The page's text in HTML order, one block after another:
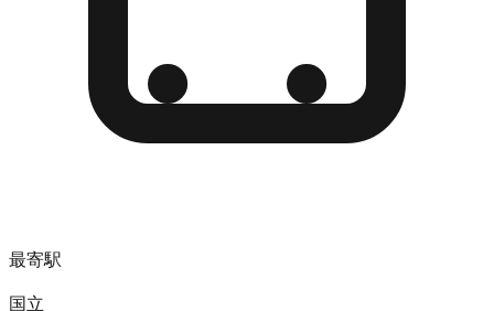
最寄駅
国立